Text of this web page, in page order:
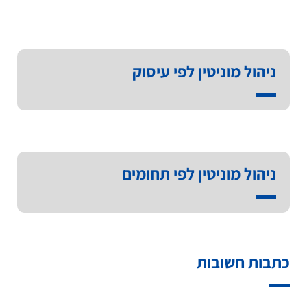
ניהול מוניטין לפי עיסוק
ניהול מוניטין לפי תחומים
כתבות חשובות